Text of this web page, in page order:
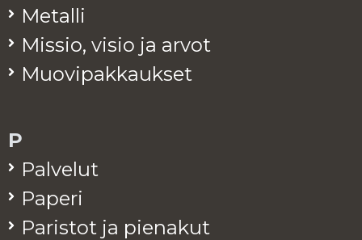
Me­tal­li
Mis­sio, visio ja arvot
Muo­vi­pak­kauk­set
P
Pal­ve­lut
Pa­pe­ri
Pa­ris­tot ja pie­na­kut